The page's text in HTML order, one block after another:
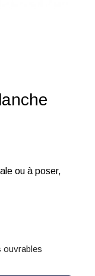
ou à poser,
ouvrables